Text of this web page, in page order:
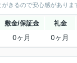
きるので安心感がありま
敷金/保証金 礼金
0ヶ月 0ヶ月